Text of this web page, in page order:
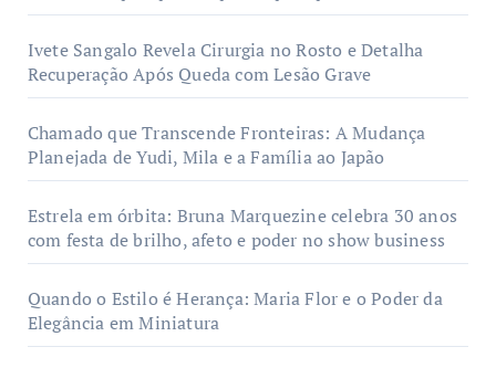
Ivete Sangalo Revela Cirurgia no Rosto e Detalha
Recuperação Após Queda com Lesão Grave
Chamado que Transcende Fronteiras: A Mudança
Planejada de Yudi, Mila e a Família ao Japão
Estrela em órbita: Bruna Marquezine celebra 30 anos
com festa de brilho, afeto e poder no show business
Quando o Estilo é Herança: Maria Flor e o Poder da
Elegância em Miniatura